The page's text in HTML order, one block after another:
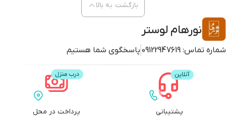
نورهام لوستر
شماره تماس: 09122947619 پاسخگوی شما هستیم
بازگشت به بالا
پشتیبانی پرداخت در محل